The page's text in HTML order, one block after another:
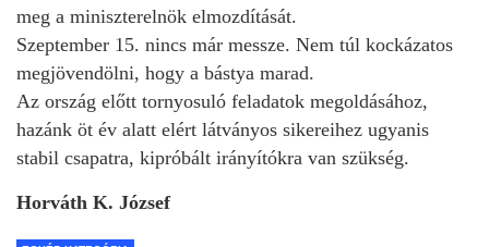
meg a miniszterelnök elmozdítását.
Szeptember 15. nincs már messze. Nem túl kockázatos
megjövendölni, hogy a bástya marad.
Az ország előtt tornyosuló feladatok megoldásához,
hazánk öt év alatt elért látványos sikereihez ugyanis
stabil csapatra, kipróbált irányítókra van szükség.
Horváth K. József